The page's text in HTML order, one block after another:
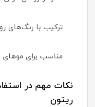
ترکیب با رنگ‌های
مناسب برای
ریتون